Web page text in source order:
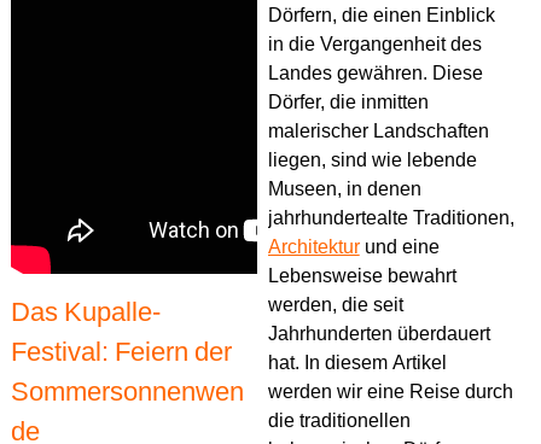
Das Kupalle-
Festival: Feiern der
Sommersonnenwen
de
Dörfern, die einen Einblick
in die Vergangenheit des
Landes gewähren. Diese
Dörfer, die inmitten
malerischer Landschaften
liegen, sind wie lebende
Museen, in denen
jahrhundertealte Traditionen,
Architekturund eine
Lebensweise bewahrt
werden, die seit
Jahrhunderten überdauert
hat. In diesem Artikel
werden wir eine Reise durch
die traditionellen